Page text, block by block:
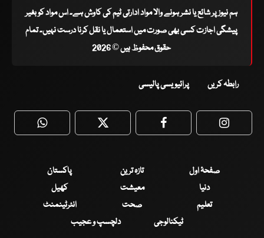
ہم نیوز پر شائع یا نشر ہونے والا مواد ادارتی ٹیم کی کاوش ہے۔ اس مواد کو بغیر
پیشگی اجازت کسی بھی صورت میں استعمال یا نقل کرنا درست نہیں۔ تمام
حقوق محفوظ ہیں © 2026
رابطہ کریں پرائیویسی پالیسی
WhatsApp Twitter Facebook
صفحۂ اول تازہ ترین
پاکستان
دنیا
معیشت
کھیل
تعلیم
صحت
انٹرٹینمنٹ
ٹیکنالوجی
دلچسپ و عجیب